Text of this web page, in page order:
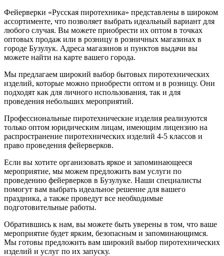
Фейерверки «Русская пиротехника» представлены в широком
ассортименте, что позволяет выбрать идеальный вариант для
любого случая. Вы можете приобрести их оптом в точках
оптовых продаж или в розницу в розничных магазинах в
городе Бузулук. Адреса магазинов и пунктов выдачи вы
можете найти на карте вашего города.
Мы предлагаем широкий выбор бытовых пиротехнических
изделий, которые можно приобрести оптом и в розницу. Они
подходят как для личного использования, так и для
проведения небольших мероприятий.
Профессиональные пиротехнические изделия реализуются
только оптом юридическим лицам, имеющим лицензию на
распространение пиротехнических изделий 4-5 классов и
право проведения фейерверков.
Если вы хотите организовать яркое и запоминающееся
мероприятие, мы можем предложить вам услуги по
проведению фейерверков в Бузулуке. Наши специалисты
помогут вам выбрать идеальное решение для вашего
праздника, а также проведут все необходимые
подготовительные работы.
Обратившись к нам, вы можете быть уверены в том, что ваше
мероприятие будет ярким, безопасным и запоминающимся.
Мы готовы предложить вам широкий выбор пиротехнических
изделий и услуг по их запуску.